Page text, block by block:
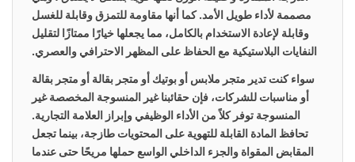
مصممة لأداء طويل الأمد. كما أنها مقاومة للتمزق وقابلة للغسل
وقابلة لإعادة الاستخدام بالكامل، مما يجعلها خيارًا ممتازًا لتقليل
النفايات البلاستيكية مع الحفاظ على المظهر الاحترافي والعصري.
سواء كنت تدير متجر ملابس أو بوتيك أو متجر بقالة أو متجر بقالة
أو مناسبات للشركات، فإن حقائبنا غير المنسوجة المخصصة غير
المنسوجة توفر كلاً من الأداء الوظيفي وإبراز العلامة التجارية.
تحافظ المادة القابلة للتهوية على المحتويات طازجة، بينما تجعل
المقابض المقواة والجزء الداخلي الواسع حملها مريحًا حتى عندما